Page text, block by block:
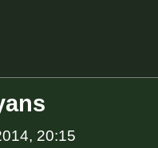
20:15